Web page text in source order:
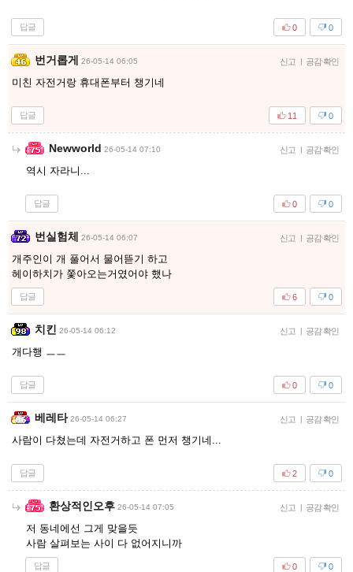
답글 0
0
번거롭게 26-05-14 06:05 신고 | 공감 확인
미친 자전거랑 휴대폰부터 챙기네
답글 0
11
Newworld 26-05-14 07:10 신고 | 공감 확인
역시 자라니...
답글 0
0
번실험체 26-05-14 06:07 신고 | 공감 확인
개주인이 개 풀어서 물어뜯기 하고
헤이하치가 쫓아오는거였어야 했나
답글 0
6
치킨 26-05-14 06:12 신고 | 공감 확인
개다행 ㅡㅡ
답글 0
0
베레타 26-05-14 06:27 신고 | 공감 확인
사람이 다쳤는데 자전거하고 폰 먼저 챙기네...
답글 0
2
환상적인오후 26-05-14 07:05 신고 | 공감 확인
저 동네에선 그게 맞을듯
사람 살펴보는 사이 다 없어지니까
답글 0
0